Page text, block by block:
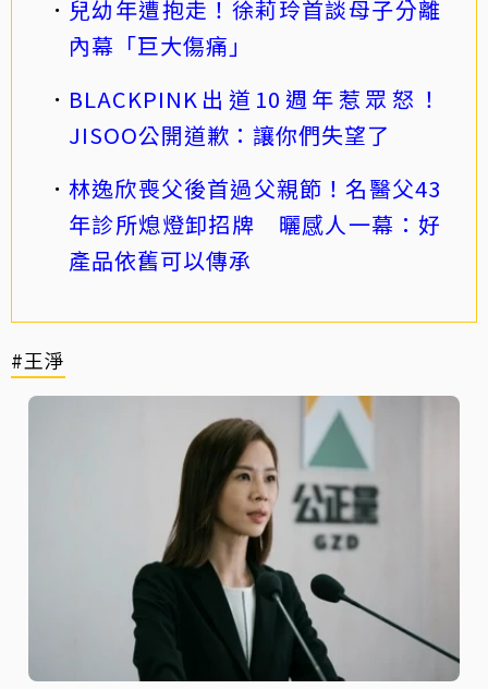
兒幼年遭抱走！徐莉玲首談母子分離
內幕「巨大傷痛」
BLACKPINK出道10週年惹眾怒！
JISOO公開道歉：讓你們失望了
林逸欣喪父後首過父親節！名醫父43
年診所熄燈卸招牌 曬感人一幕：好
產品依舊可以傳承
#王淨